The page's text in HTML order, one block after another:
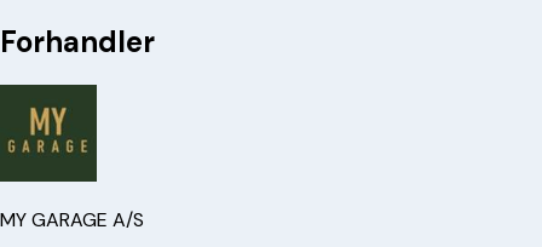
Forhandler
MY GARAGE A/S